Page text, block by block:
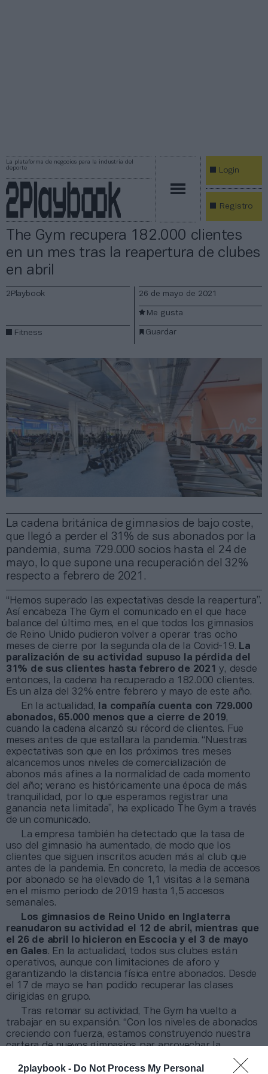
2playbook - Do Not Process My Personal
La plataforma de negocios para la industria del
deporte
Login
Registro
The Gym recupera 182.000 clientes
en un mes tras la reapertura de clubes
en abril
La cadena británica de gimnasios de bajo coste,
que llegó a perder el 31% de sus abonados por la
pandemia, suma 729.000 socios hasta el 24 de
mayo, lo que supone una recuperación del 32%
respecto a febrero de 2021.
2Playbook
Fitness
26 de mayo de 2021
Guardar
Me gusta
“Hemos superado las expectativas desde la reapertura”.
Así encabeza The Gym el comunicado en el que hace
balance del último mes, en el que todos los gimnasios
de Reino Unido pudieron volver a operar tras ocho
meses de cierre por la segunda ola de la Covid-19. La
paralización de su actividad supuso la pérdida del
31% de sus clientes hasta febrero de 2021 y, desde
entonces, la cadena ha recuperado a 182.000 clientes.
Es un alza del 32% entre febrero y mayo de este año.
En la actualidad,
la compañía cuenta con 729.000
abonados, 65.000 menos que a cierre de 2019,
cuando la cadena alcanzó su récord de clientes. Fue
meses antes de que estallara la pandemia. “Nuestras
expectativas son que en los próximos tres meses
alcancemos unos niveles de comercialización de
abonos más afines a la normalidad de cada momento
del año; verano es históricamente una época de más
tranquilidad, por lo que esperamos registrar una
ganancia neta limitada”, ha explicado The Gym a través
de un comunicado.
La empresa también ha detectado que la tasa de
uso del gimnasio ha aumentado, de modo que los
clientes que siguen inscritos acuden más al club que
antes de la pandemia. En concreto, la media de accesos
por abonado se ha elevado de 1,1 visitas a la semana
en el mismo periodo de 2019 hasta 1,5 accesos
semanales.
Los gimnasios de Reino Unido en Inglaterra
reanudaron su actividad el 12 de abril, mientras que
el 26 de abril lo hicieron en Escocia y el 3 de mayo
en Gales. En la actualidad, todos sus clubes están
operativos, aunque con limitaciones de aforo y
garantizando la distancia física entre abonados. Desde
el 17 de mayo se han podido recuperar las clases
dirigidas en grupo.
Tras retomar su actividad, The Gym ha vuelto a
trabajar en su expansión. “Con los niveles de abonados
creciendo con fuerza, estamos construyendo nuestra
cartera de nuevos gimnasios par aprovechar la
oportunidad de extender el fitness asequible a más
ubicaciones en Reino Unido”, ha explicado el consejero